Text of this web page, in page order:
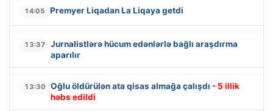
14:05 Premyer Liqadan La Liqaya getdi
13:37
Jurnalistlərə hücum edənlərlə bağlı araşdırma
aparılır
13:30 Oğlu öldürülən ata qisas almağa çalışdı - 5 illik
həbs edildi